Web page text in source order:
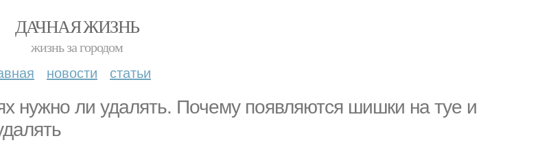
ДАЧНАЯ ЖИЗНЬ
жизнь за городом
новости статьи
нужно ли удалять. Почему появляются шишки на туе и